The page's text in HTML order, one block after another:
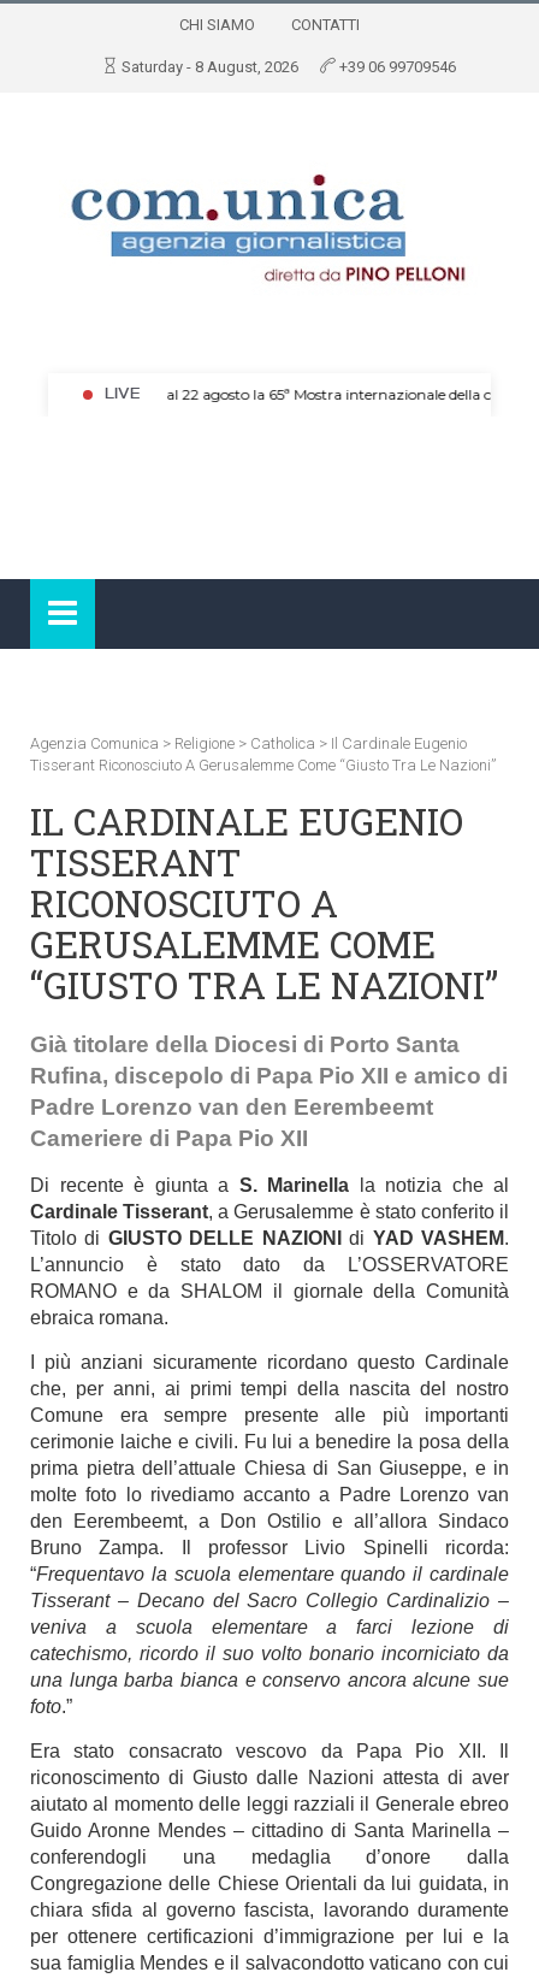
CHI SIAMO CONTATTI
Saturday - 8 August, 2026 +39 06 99709546
Agenzia Comunica > Religione > Catholica > Il Cardinale Eugenio
Tisserant Riconosciuto A Gerusalemme Come “Giusto Tra Le Nazioni”
IL CARDINALE EUGENIO
TISSERANT
RICONOSCIUTO A
GERUSALEMME COME
“GIUSTO TRA LE NAZIONI”
Già titolare della Diocesi di Porto Santa
Rufina, discepolo di Papa Pio XII e amico di
Padre Lorenzo van den Eerembeemt
Cameriere di Papa Pio XII
Di recente è giunta a S. Marinella la notizia che al
Cardinale Tisserant, a Gerusalemme è stato conferito il
Titolo di GIUSTO DELLE NAZIONIdi YAD VASHEM.
L’annuncio è stato dato da L’OSSERVATORE
ROMANO e da SHALOM il giornale della Comunità
ebraica romana.
I più anziani sicuramente ricordano questo Cardinale
che, per anni, ai primi tempi della nascita del nostro
Comune era sempre presente alle più importanti
cerimonie laiche e civili. Fu lui a benedire la posa della
prima pietra dell’attuale Chiesa di San Giuseppe, e in
molte foto lo rivediamo accanto a Padre Lorenzo van
den Eerembeemt, a Don Ostilio e all’allora Sindaco
Bruno Zampa. Il professor Livio Spinelli ricorda:
“Frequentavo la scuola elementare quando il cardinale
Tisserant – Decano del Sacro Collegio Cardinalizio –
veniva a scuola elementare a farci lezione di
catechismo, ricordo il suo volto bonario incorniciato da
una lunga barba bianca e conservo ancora alcune sue
foto.”
Era stato consacrato vescovo da Papa Pio XII. Il
riconoscimento di Giusto dalle Nazioni attesta di aver
aiutato al momento delle leggi razziali il Generale ebreo
Guido Aronne Mendes – cittadino di Santa Marinella –
conferendogli una medaglia d’onore dalla
Congregazione delle Chiese Orientali da lui guidata, in
chiara sfida al governo fascista, lavorando duramente
per ottenere certificazioni d’immigrazione per lui e la
sua famiglia Mendes e il salvacondotto vaticano con cui